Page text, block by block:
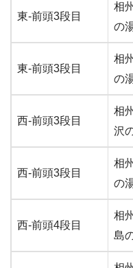
東-前頭3段目
相
の
東-前頭3段目
相
の
西-前頭3段目
相
沢
西-前頭3段目
相
の
西-前頭4段目
相
島